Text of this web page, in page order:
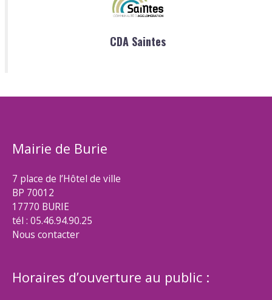
CDA Saintes
Mairie de Burie
7 place de l’Hôtel de ville
BP 70012
17770 BURIE
tél : 05.46.94.90.25
Nous contacter
Horaires d’ouverture au public :